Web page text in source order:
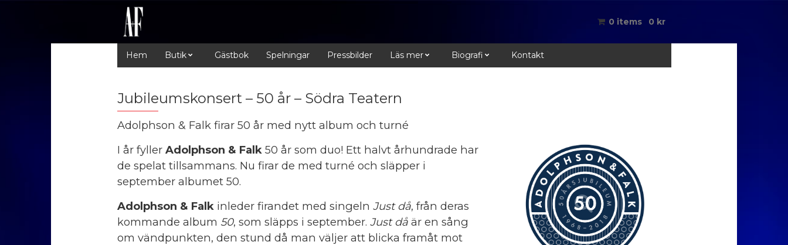
0 items 0 kr
Hem Butik Gästbok Spelningar Pressbilder Läs mer Biografi Kontakt
Jubileumskonsert – 50 år – Södra Teatern
Adolphson & Falk firar 50 år med nytt album och turné
I år fyller Adolphson & Falk50 år som duo! Ett halvt århundrade har
de spelat tillsammans. Nu firar de med turné och släpper i
september albumet 50.
Adolphson & Falkinleder firandet med singeln Just då, från deras
kommande album 50, som släpps i september. Just dåär en sång
om vändpunkten, den stund då man väljer att blicka framåt mot